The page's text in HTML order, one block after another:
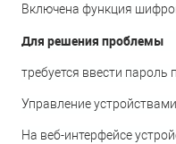
Включена функция
Для решения проблемы
требуется ввести
Управление
На веб-интерфейсе